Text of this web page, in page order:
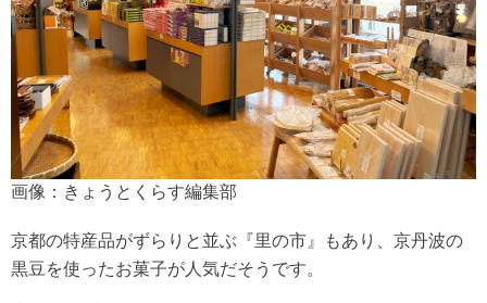
画像：きょうとくらす編集部
京都の特産品がずらりと並ぶ『里の市』もあり、京丹波の
黒豆を使ったお菓子が人気だそうです。